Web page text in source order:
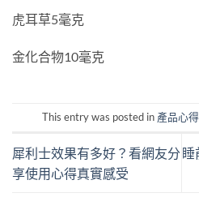
虎耳草5毫克
金化合物10毫克
This entry was posted in 產品心得
犀利士效果有多好？看網友分
享使用心得真實感受
睡